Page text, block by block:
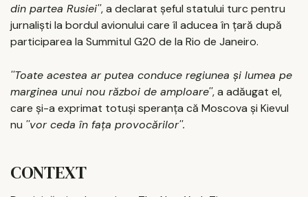
din partea Rusiei'', a declarat şeful statului turc pentru
jurnalişti la bordul avionului care îl aducea în ţară după
participarea la Summitul G20 de la Rio de Janeiro.
''Toate acestea ar putea conduce regiunea şi lumea pe
marginea unui nou război de amploare'', a adăugat el,
care şi-a exprimat totuşi speranţa că Moscova şi Kievul
nu ''vor ceda în faţa provocărilor''.
CONTEXT